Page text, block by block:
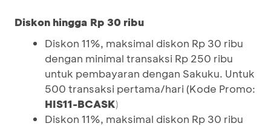
Diskon hingga Rp 30 ribu
Diskon 11%, maksimal diskon Rp 30 ribu
dengan minimal transaksi Rp 250 ribu
untuk pembayaran dengan Sakuku. Untuk
500 transaksi pertama/hari (Kode Promo:
HIS11-BCASK)
Diskon 11%, maksimal diskon Rp 30 ribu